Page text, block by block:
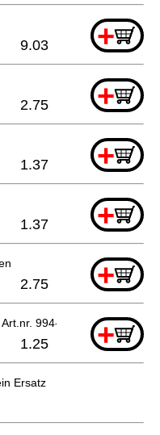
+
9.03
+
2.75
+
1.37
+
1.37
+
2.75
994-16050-202
+
1.25
Ersatz